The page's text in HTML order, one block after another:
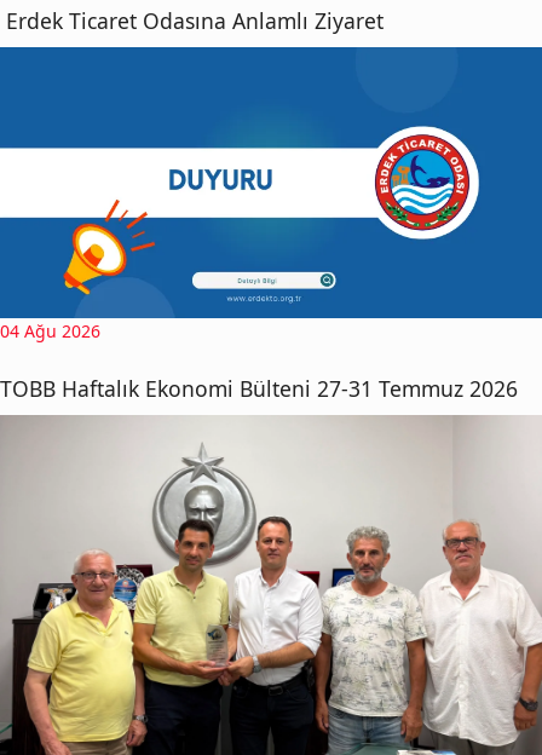
Erdek Ticaret Odasına Anlamlı Ziyaret
04 Ağu 2026
TOBB Haftalık Ekonomi Bülteni 27-31 Temmuz 2026